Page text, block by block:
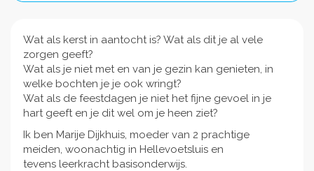
Wat als kerst in aantocht is? Wat als dit je al vele
zorgen geeft?
Wat als je niet met en van je gezin kan genieten, in
welke bochten je je ook wringt?
Wat als de feestdagen je niet het fijne gevoel in je
hart geeft en je dit wel om je heen ziet?
Ik ben Marije Dijkhuis, moeder van 2 prachtige
meiden, woonachtig in Hellevoetsluis en
tevens leerkracht basisonderwijs.